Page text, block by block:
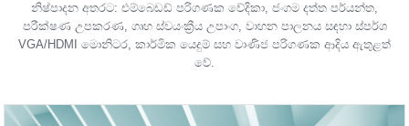
නිෂ්පාදන අතරට: එම්බෙඩඩ් පරිගණක වේදිකා, ජංගම දත්ත පර්යන්ත,
පරීක්ෂණ උපකරණ, ගෘහ ස්වයංක්‍රීය උපාංග, වාහන පාලනය සඳහා ස්පර්ශ
VGA/HDMI මොනිටර, කාර්මික යෙදුම් සහ වාණිජ පරිගණක ආදිය ඇතුළත්
වේ.